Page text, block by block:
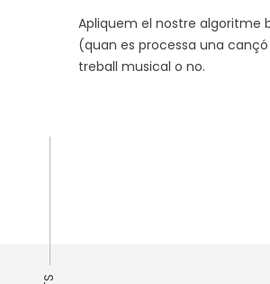
Apliquem el nostre algoritme
(quan es processa una
treball musical o no.